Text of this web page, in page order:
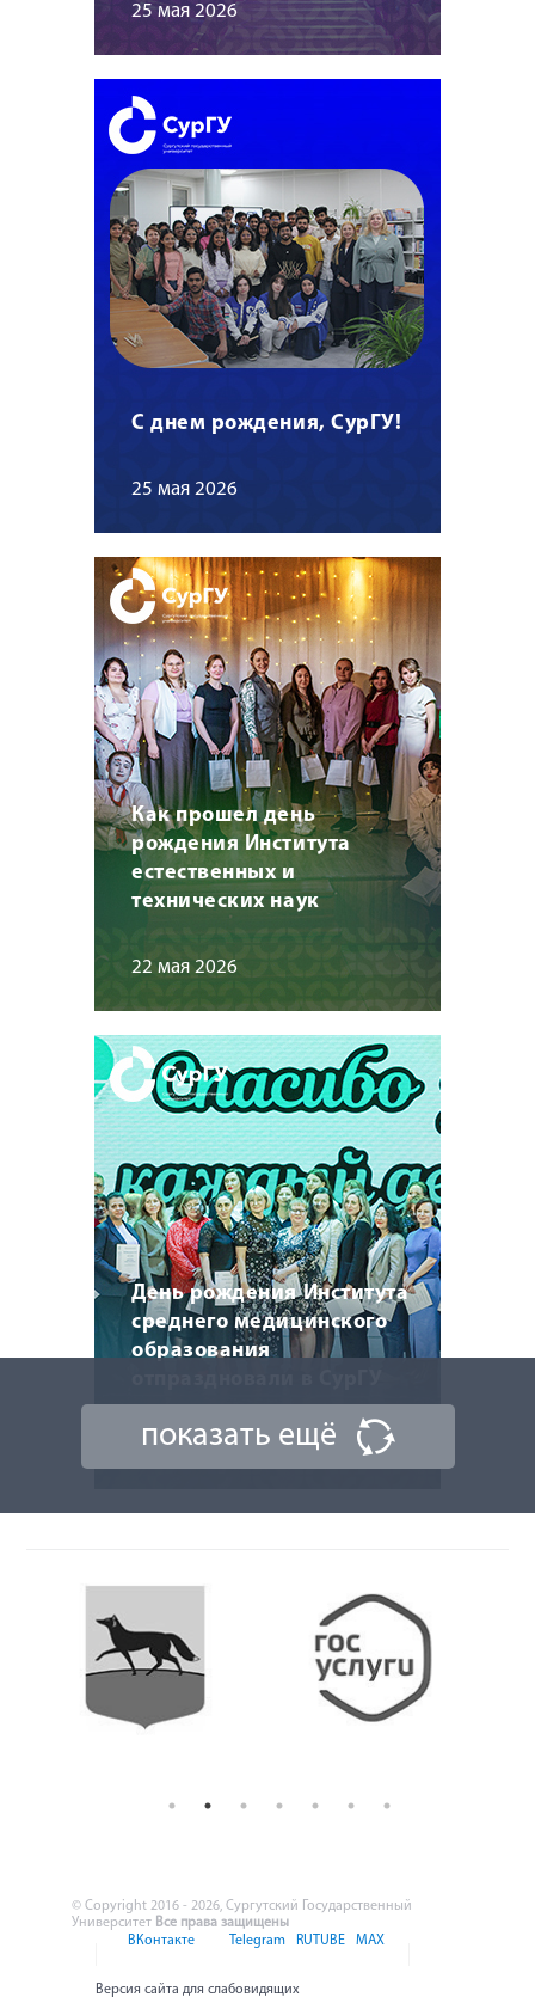
25 мая 2026
С днем рождения, СурГУ!
25 мая 2026
Как прошел день
рождения Института
естественных и
технических наук
22 мая 2026
День рождения Института
среднего медицинского
образования
22 мая 2026
показать ещё
© Copyright 2016 - 2026, Сургутский Государственный
Университет Все права защищены
ВКонтакте
Telegram RUTUBE MAX
Версия сайта для слабовидящих